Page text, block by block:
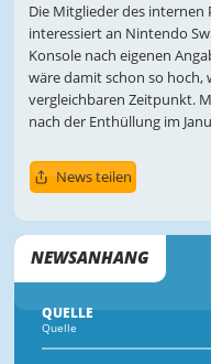
Die Mitglieder des internen
interessiert an Nintendo
Konsole nach eigenen
wäre damit schon so hoch,
vergleichbaren Zeitpunkt.
nach der Enthüllung im
News teilen
NEWSANHANG
QUELLE
Quelle